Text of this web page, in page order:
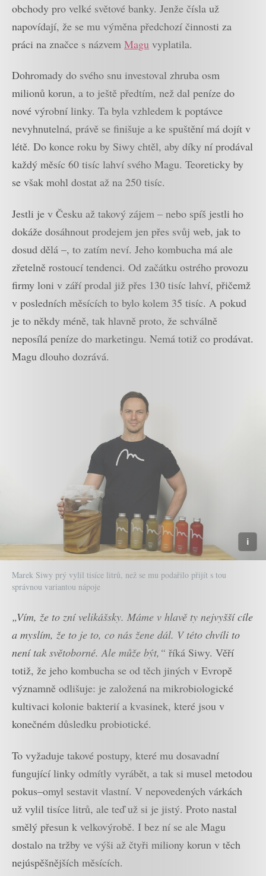
obchody pro velké světové banky. Jenže čísla už
napovídají, že se mu výměna předchozí činnosti za
práci na značce s názvem Magu vyplatila.
Dohromady do svého snu investoval zhruba osm
milionů korun, a to ještě předtím, než dal peníze do
nové výrobní linky. Ta byla vzhledem k poptávce
nevyhnutelná, právě se finišuje a ke spuštění má dojít v
létě. Do konce roku by Siwy chtěl, aby díky ní prodával
každý měsíc 60 tisíc lahví svého Magu. Teoreticky by
se však mohl dostat až na 250 tisíc.
Jestli je v Česku až takový zájem – nebo spíš jestli ho
dokáže dosáhnout prodejem jen přes svůj web, jak to
dosud dělá –, to zatím neví. Jeho kombucha má ale
zřetelně rostoucí tendenci. Od začátku ostrého provozu
firmy loni v září prodal již přes 130 tisíc lahví, přičemž
v posledních měsících to bylo kolem 35 tisíc. A pokud
je to někdy méně, tak hlavně proto, že schválně
neposílá peníze do marketingu. Nemá totiž co prodávat.
Magu dlouho dozrává.
Marek Siwy prý vylil tisíce litrů, než se mu podařilo přijít s tou
správnou variantou nápoje
„Vím, že to zní velikášsky. Máme v hlavě ty nejvyšší cíle
a myslím, že to je to, co nás žene dál. V této chvíli to
není tak světoborné. Ale může být,“ říká Siwy. Věří
totiž, že jeho kombucha se od těch jiných v Evropě
významně odlišuje: je založená na mikrobiologické
kultivaci kolonie bakterií a kvasinek, které jsou v
konečném důsledku probiotické.
To vyžaduje takové postupy, které mu dosavadní
fungující linky odmítly vyrábět, a tak si musel metodou
pokus–omyl sestavit vlastní. V nepovedených várkách
už vylil tisíce litrů, ale teď už si je jistý. Proto nastal
smělý přesun k velkovýrobě. I bez ní se ale Magu
dostalo na tržby ve výši až čtyři miliony korun v těch
nejúspěšnějších měsících.